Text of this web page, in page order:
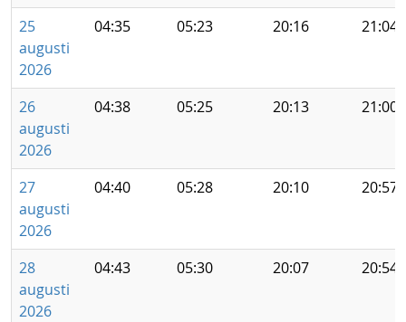
25
augusti
2026
04:35 05:23 20:16 21:04
26
augusti
2026
04:38 05:25 20:13 21:00
27
augusti
2026
04:40 05:28 20:10 20:57
28
augusti
2026
04:43 05:30 20:07 20:54